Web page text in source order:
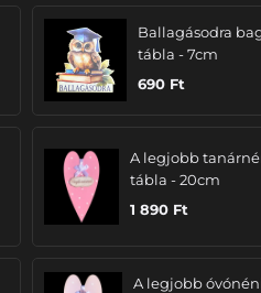
Ballagásodra
tábla - 7cm
690 Ft
A legjobb
tábla - 20cm
1 890 Ft
A legjobb